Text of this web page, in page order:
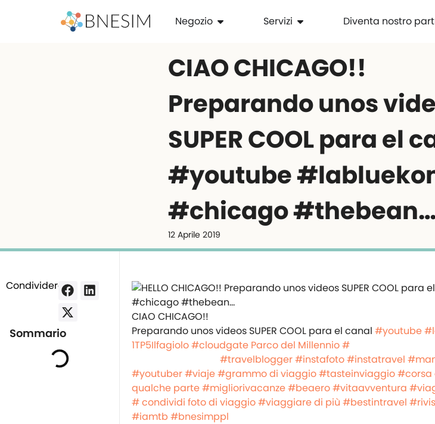
Negozio Servizi Diventa nostro
CIAO CHICAGO!!
Preparando unos
SUPER COOL para el
#youtube
#chicago #thebean…
12 Aprile 2019
Condividere:
Sommario
CIAO CHICAGO!!
Preparando unos videos SUPER COOL para el canal #youtube
1TP5Ilfagiolo#cloudgate Parco del Millennio #
#travelblogger#instafoto#instatravel
#youtuber#viaje#grammo di viaggio#tasteinviaggio#corsa
qualche parte#migliorivacanze#beaero#vitaavventura
# condividi foto di viaggio#viaggiare di più #bestintravel
#iamtb #bnesimppl